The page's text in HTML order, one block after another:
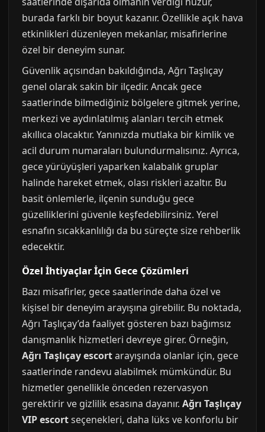
burada farklı bir boyut kazanır. Özellikle açık hava
etkinlikleri düzenleyen mekanlar, misafirlerine
özel bir deneyim sunar.
Güvenlik açısından bakıldığında, Ağrı Taşlıçay
genel olarak sakin bir ilçedir. Ancak gece
saatlerinde bilmediğiniz bölgelere gitmek yerine,
merkezi ve aydınlatılmış alanları tercih etmek
akıllıca olacaktır. Yanınızda mutlaka bir kimlik ve
acil durum numaraları bulundurmalısınız. Ayrıca,
gece yürüyüşleri yaparken kalabalık gruplar
halinde hareket etmek, olası riskleri azaltır. Bu
basit önlemlerle, ilçenin sunduğu gece
güzelliklerini güvenle keşfedebilirsiniz. Yerel
esnafın sıcakkanlılığı da bu süreçte size rehberlik
edecektir.
Özel İhtiyaçlar İçin Gece Çözümleri
Bazı misafirler, gece saatlerinde daha özel ve
kişisel bir deneyim arayışına girebilir. Bu noktada,
Ağrı Taşlıçay’da faaliyet gösteren bazı bağımsız
danışmanlık hizmetleri devreye girer. Örneğin,
Ağrı Taşlıçay escortarayışında olanlar için, gece
saatlerinde randevu alabilmek mümkündür. Bu
hizmetler genellikle önceden rezervasyon
gerektirir ve gizlilik esasına dayanır. Ağrı Taşlıçay
VIP escortseçenekleri, daha lüks ve konforlu bir